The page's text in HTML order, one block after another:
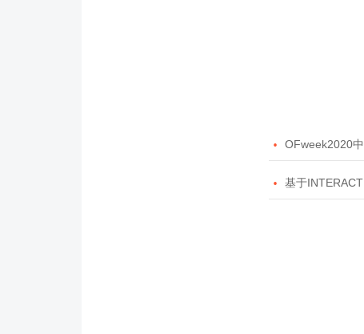
 OFweek2020
 基于